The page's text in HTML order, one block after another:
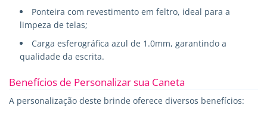
Ponteira com revestimento em feltro, ideal para a
limpeza de telas;
Carga esferográfica azul de 1.0mm, garantindo a
qualidade da escrita.
Benefícios de Personalizar sua Caneta
A personalização deste brinde oferece diversos benefícios: